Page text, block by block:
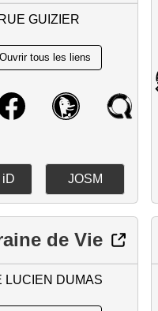
RUE GUIZIER
iD JOSM
de Vie
LUCIEN DUMAS